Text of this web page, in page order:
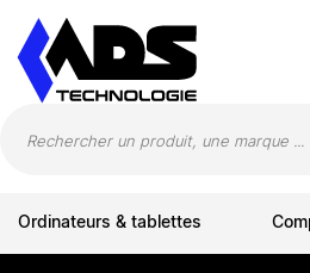
Ordinateurs & tablettes